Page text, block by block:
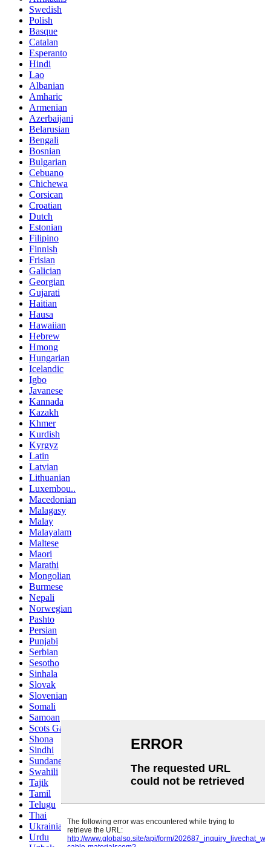
Swedish
Polish
Basque
Catalan
Esperanto
Hindi
Lao
Albanian
Amharic
Armenian
Azerbaijani
Belarusian
Bengali
Bosnian
Bulgarian
Cebuano
Chichewa
Corsican
Croatian
Dutch
Estonian
Filipino
Finnish
Frisian
Galician
Georgian
Gujarati
Haitian
Hausa
Hawaiian
Hebrew
Hmong
Hungarian
Icelandic
Igbo
Javanese
Kannada
Kazakh
Khmer
Kurdish
Kyrgyz
Latin
Latvian
Lithuanian
Luxembou..
Macedonian
Malagasy
Malay
Malayalam
Maltese
Maori
Marathi
Mongolian
Burmese
Nepali
Norwegian
Pashto
Persian
Punjabi
Serbian
Sesotho
Sinhala
Slovak
Slovenian
Somali
Samoan
Scots Gaelic
Shona
Sindhi
Sundanese
Swahili
Tajik
Tamil
Telugu
Thai
Ukrainian
Urdu